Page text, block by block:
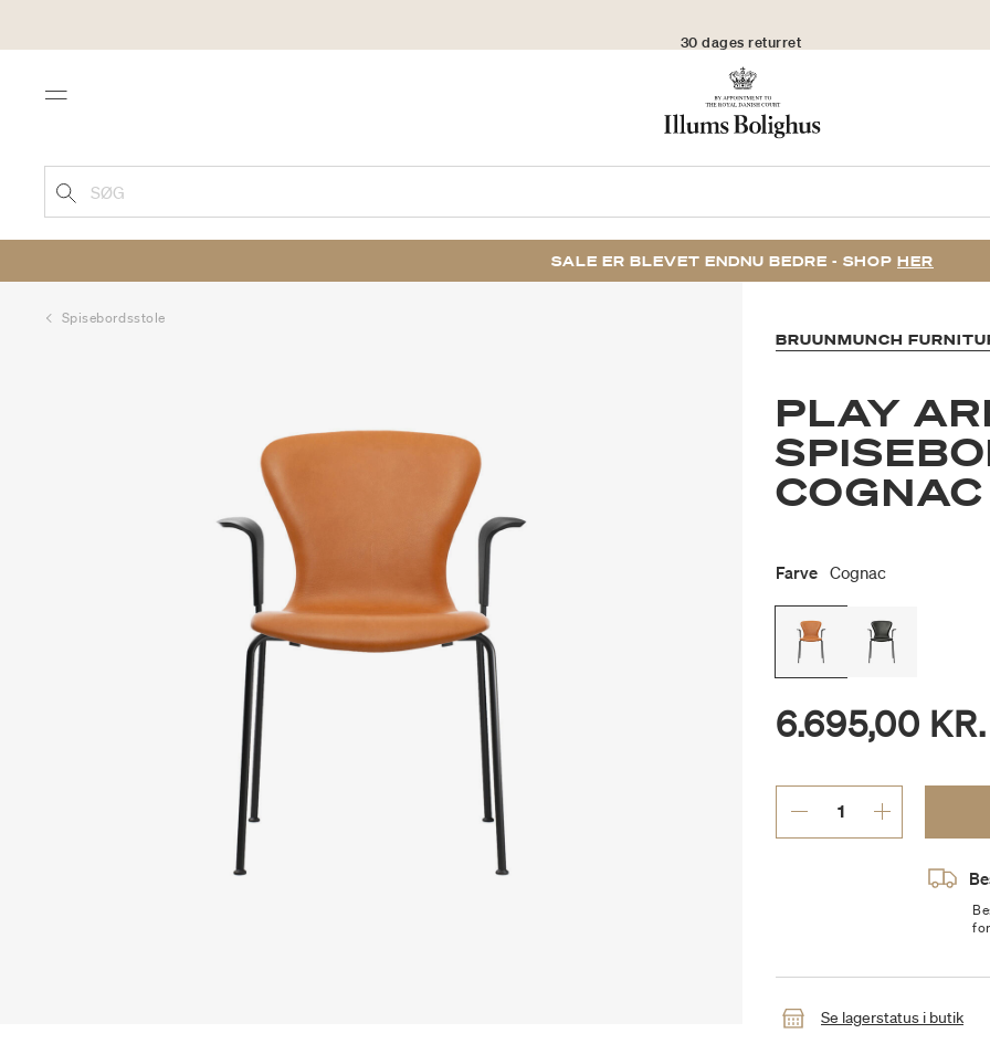
Menu
SØG
SALE ER BLEVET ENDNU BEDRE - SHOP HER
Spisebordsstole
BRUUNMUNCH
PLAY
COGNAC
Farve Cognac
6.695,00 KR.
Se lagerstatus i butik